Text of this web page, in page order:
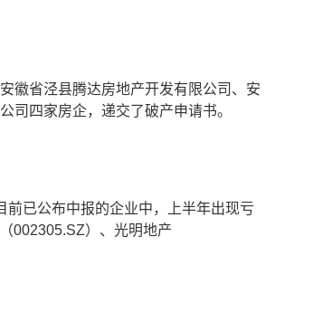
徽省泾县腾达房地产开发有限公司、安
司四家房企，递交了破产申请书。
前已公布中报的企业中，上半年出现亏
002305.SZ）、光明地产